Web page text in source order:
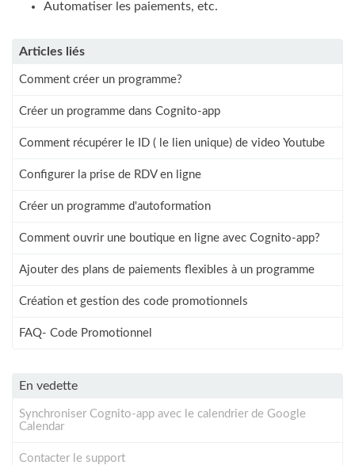
Automatiser les paiements, etc.
Articles liés
Comment créer un programme?
Créer un programme dans Cognito-app
Comment récupérer le ID ( le lien unique) de video Youtube
Configurer la prise de RDV en ligne
Créer un programme d'autoformation
Comment ouvrir une boutique en ligne avec Cognito-app?
Ajouter des plans de paiements flexibles à un programme
Création et gestion des code promotionnels
FAQ- Code Promotionnel
En vedette
Synchroniser Cognito-app avec le calendrier de Google
Calendar
Contacter le support